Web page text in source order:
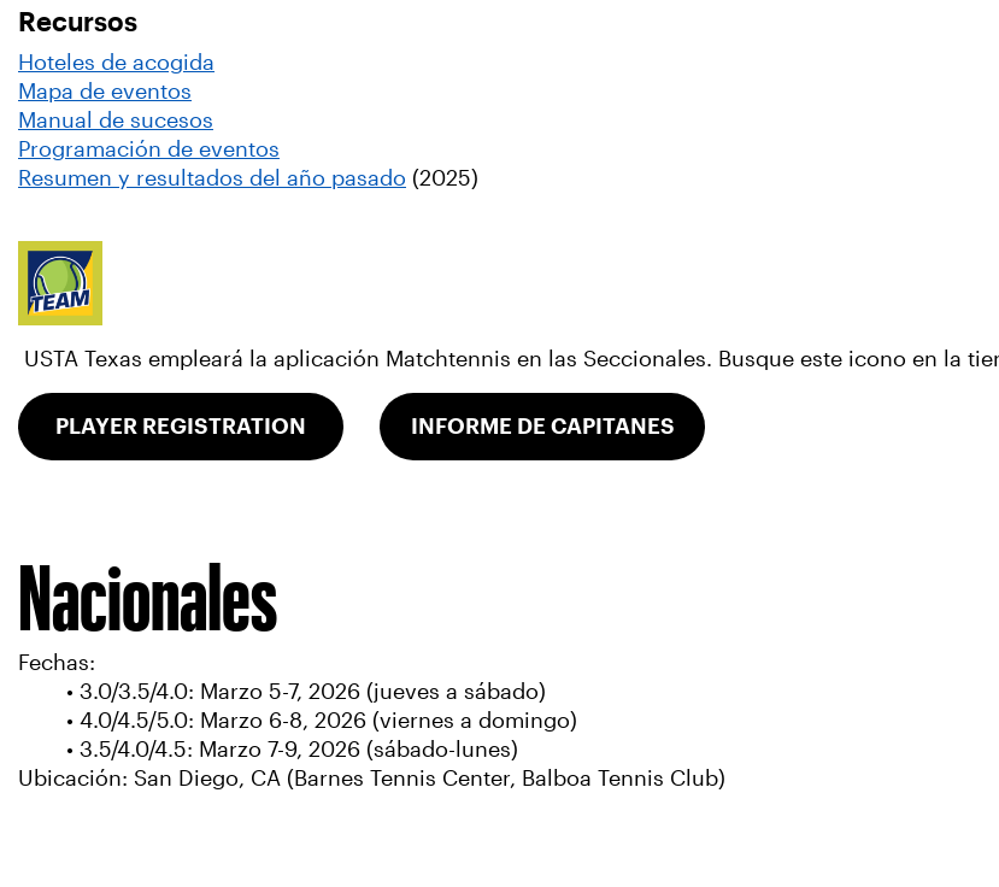
Recursos
Hoteles de acogida
Mapa de eventos
Manual de sucesos
Programación de eventos
Resumen y resultados del año pasado (2025)
USTA Texas empleará la aplicación Matchtennis en las Seccionales. Busque este icono en la
PLAYER REGISTRATION INFORME DE CAPITANES
Nacionales
Fechas:
• 3.0/3.5/4.0: Marzo 5-7, 2026 (jueves a sábado)
• 4.0/4.5/5.0: Marzo 6-8, 2026 (viernes a domingo)
• 3.5/4.0/4.5: Marzo 7-9, 2026 (sábado-lunes)
Ubicación: San Diego, CA (Barnes Tennis Center, Balboa Tennis Club)